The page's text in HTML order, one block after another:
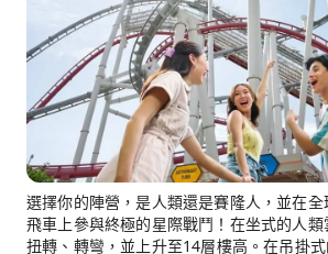
選擇你的陣營，是人類還是賽隆人，並在
飛車上參與終極的星際戰鬥！在坐式的人
扭轉、轉彎，並上升至14層樓高。在吊掛